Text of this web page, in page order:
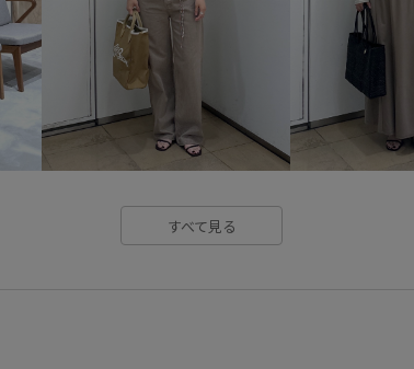
ヴィンテージ
普段使い
すべて見る